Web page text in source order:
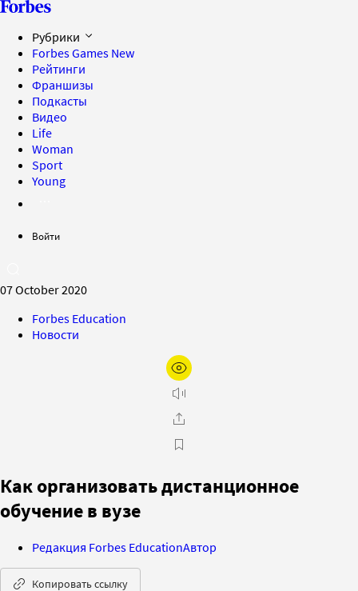
Рубрики
Forbes Games New
Рейтинги
Франшизы
Подкасты
Видео
Life
Woman
Sport
Young
Войти
07 October 2020
Forbes Education
Новости
Как организовать дистанционное
обучение в вузе
Редакция Forbes EducationАвтор
Копировать ссылку